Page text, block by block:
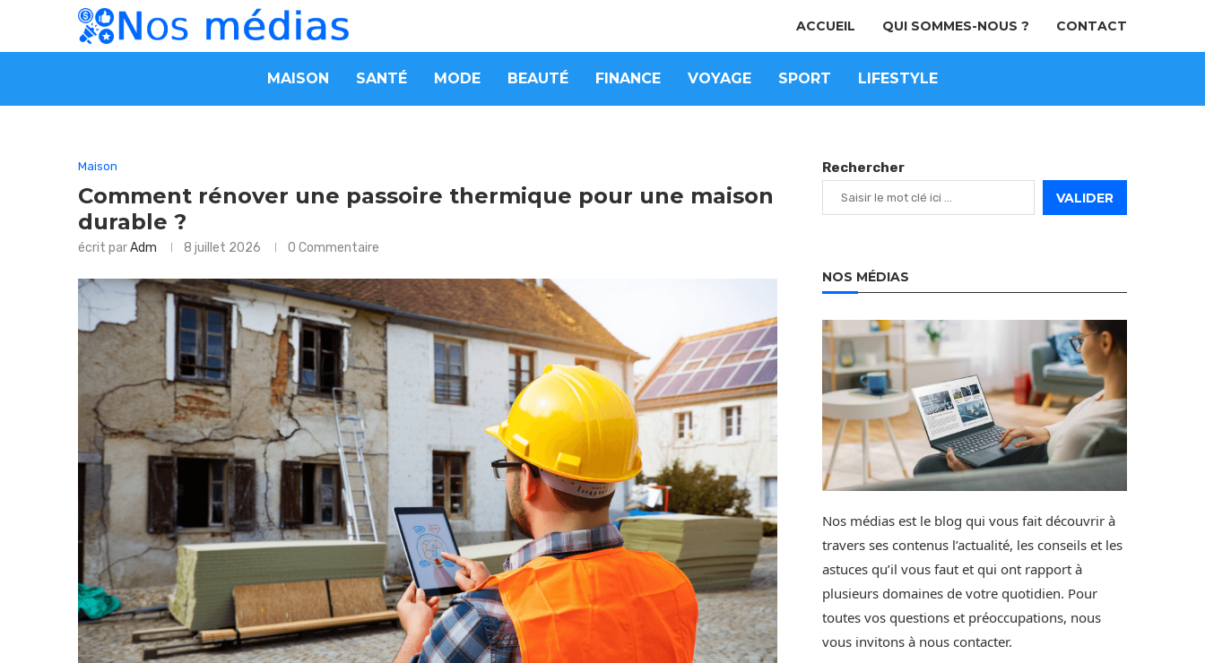
ACCUEIL QUI SOMMES-NOUS ? CONTACT
MAISON SANTÉ MODE BEAUTÉ FINANCE VOYAGE SPORT LIFESTYLE
Maison
Comment rénover une passoire thermique pour une maison
durable ?
écrit parAdm 8 juillet 2026 0 Commentaire
Rechercher
VALIDER
NOS MÉDIAS
Nos médias est le blog qui vous fait découvrir à
travers ses contenus l’actualité, les conseils et les
astuces qu’il vous faut et qui ont rapport à
plusieurs domaines de votre quotidien. Pour
toutes vos questions et préoccupations, nous
vous invitons à nous contacter.